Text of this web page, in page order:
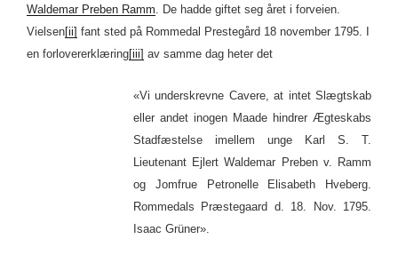
Waldemar Preben Ramm . De hadde giftet seg året i forveien.
Vielsen[ii] fant sted på Rommedal Prestegård 18 november 1795. I
en forlovererklæring[iii] av samme dag heter det
«Vi underskrevne Cavere, at intet Slægtskab
eller andet inogen Maade hindrer Ægteskabs
Stadfæstelse imellem unge Karl S. T.
Lieutenant Ejlert Waldemar Preben v. Ramm
og Jomfrue Petronelle Elisabeth Hveberg.
Rommedals Præstegaard d. 18. Nov. 1795.
Isaac Grüner».